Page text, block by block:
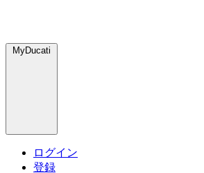
MyDucati
ログイン
登録